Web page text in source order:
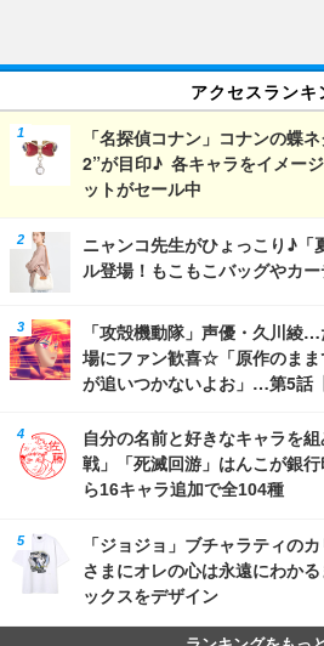
アクセスランキ
「名探偵コナン」コナンの蝶
2”が目印♪ 各キャラをイメー
ットがセール中
ニャンコ先生がひょっこり♪「
ル登場！もこもこバッグやカ
「攻殻機動隊」声優・久川綾
場にファン歓喜☆「原作のま
が追いつかないよお」…第5話
自分の名前と好きなキャラを
戦」「死滅回游」はんこが銀
ら16キャラ追加で全104種
「ジョジョ」ブチャラティの
さまにオレの心は永遠にわか
ックスをデザイン